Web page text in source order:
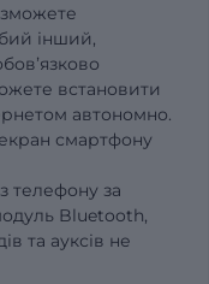
інший,
встановити
автономно.
смартфону
телефону за
Bluetooth,
та ауксів не